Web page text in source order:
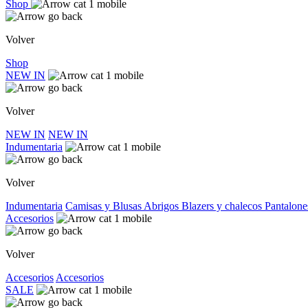
Shop
Volver
Shop
NEW IN
Volver
NEW IN NEW IN
Indumentaria
Volver
Indumentaria Camisas y Blusas Abrigos Blazers y chalecos
Accesorios
Volver
Accesorios Accesorios
SALE